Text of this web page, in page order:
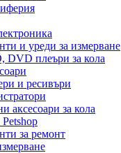
и уреди за измерване
DVD плеъри за кола
и ресивъри
аксесоари за кола
за ремонт